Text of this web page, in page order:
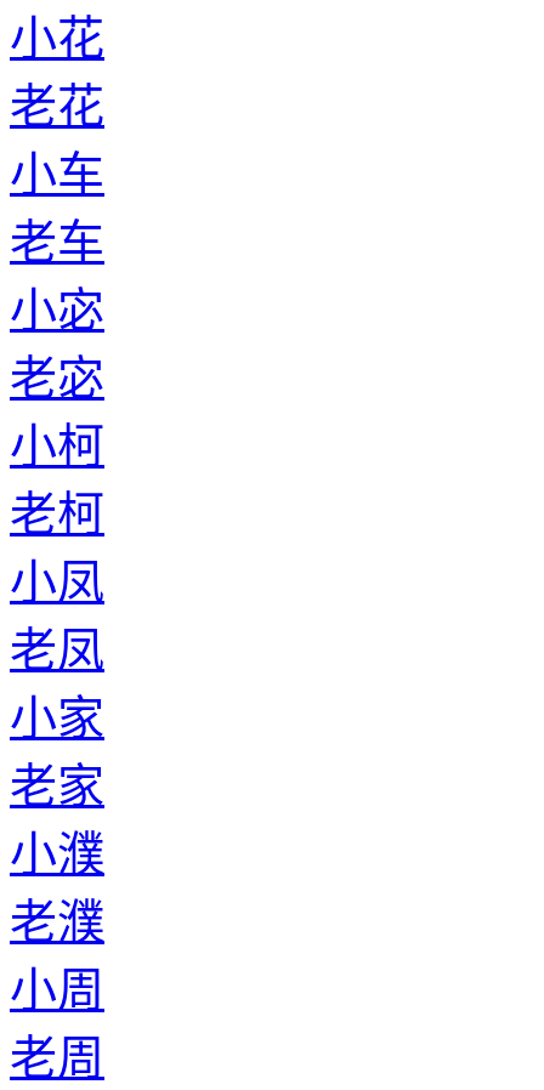
小花
老花
小车
老车
小宓
老宓
小柯
老柯
小凤
老凤
小家
老家
小濮
老濮
小周
老周